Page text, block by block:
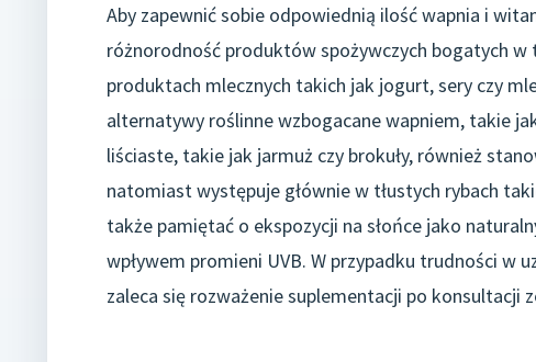
Aby zapewnić sobie odpowiednią ilość wapnia i
różnorodność produktów spożywczych bogatych w
produktach mlecznych takich jak jogurt, sery czy
alternatywy roślinne wzbogacane wapniem, takie
liściaste, takie jak jarmuż czy brokuły, również
natomiast występuje głównie w tłustych rybach
także pamiętać o ekspozycji na słońce jako
wpływem promieni UVB. W przypadku trudności w
zaleca się rozważenie suplementacji po konsultacji